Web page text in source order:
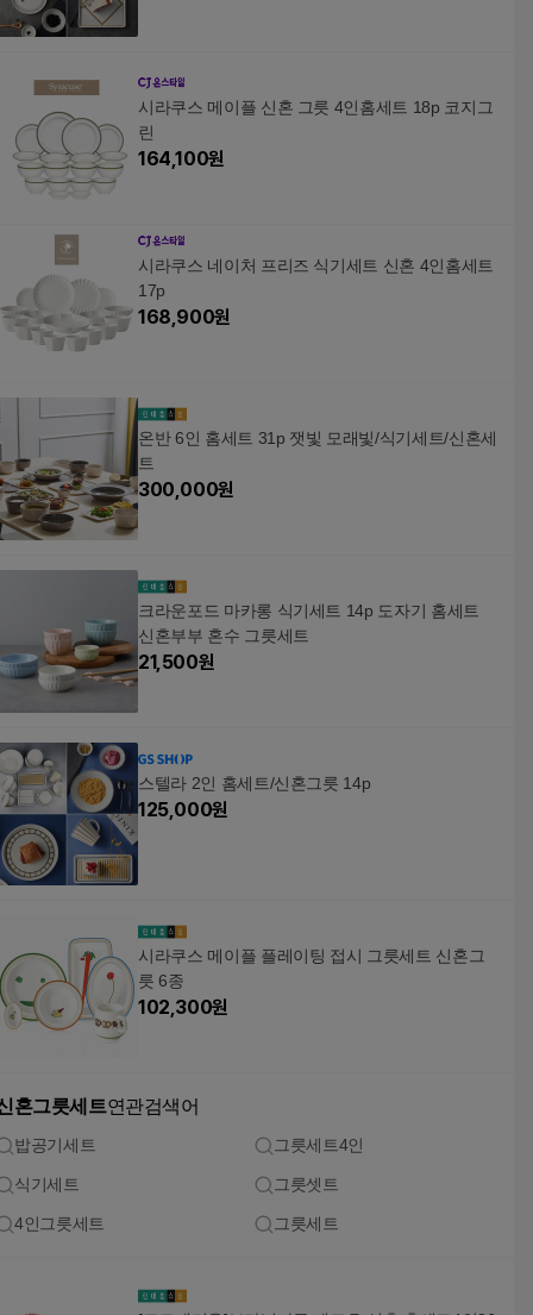
시라쿠스 메이플 신혼 그릇 4인홈세트 18p 코지그
린
164,100원
시라쿠스 네이처 프리즈 식기세트 신혼 4인홈세트
17p
168,900원
온반 6인 홈세트 31p 잿빛 모래빛/식기세트/신혼세
트
300,000원
크라운포드 마카롱 식기세트 14p 도자기 홈세트
신혼부부 혼수 그릇세트
21,500원
스텔라 2인 홈세트/신혼그릇 14p
125,000원
시라쿠스 메이플 플레이팅 접시 그릇세트 신혼그
릇 6종
102,300원
혼그릇세트연관검색어
밥공기세트 그릇세트4인
식기세트 그릇셋트
4인그릇세트 그릇세트